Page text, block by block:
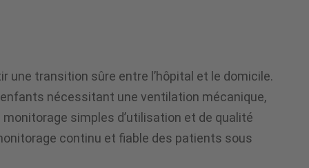
une transition sûre entre l’hôpital et le domicile.
enfants nécessitant une ventilation mécanique,
simples d’utilisation et de qualité
continu et fiable des patients sous